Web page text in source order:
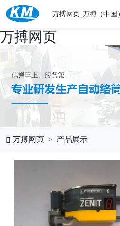
万搏网页
万搏网页_万搏（中国）
万搏网页 产品展示